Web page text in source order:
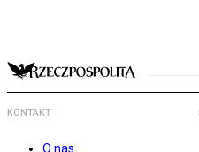
KONTAKT
O nas